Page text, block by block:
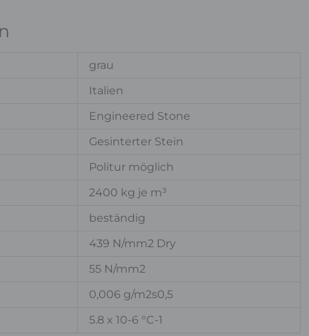
grau
Italien
Engineered Stone
Gesinterter Stein
Politur möglich
2400 kg je m³
beständig
439 N/mm2 Dry
55 N/mm2
0,006 g/m2s0,5
5.8 x 10-6 °C-1